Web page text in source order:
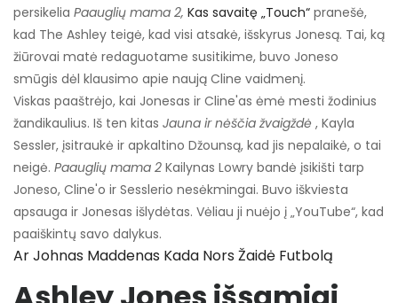
persikelia Paauglių mama 2, Kas savaitę „Touch“ pranešė,
kad The Ashley teigė, kad visi atsakė, išskyrus Jonesą. Tai, ką
žiūrovai matė redaguotame susitikime, buvo Joneso
smūgis dėl klausimo apie naują Cline vaidmenį.
Viskas paaštrėjo, kai Jonesas ir Cline'as ėmė mesti žodinius
žandikaulius. Iš ten kitas Jauna ir nėščia žvaigždė , Kayla
Sessler, įsitraukė ir apkaltino Džounsą, kad jis nepalaikė, o tai
neigė. Paauglių mama 2 Kailynas Lowry bandė įsikišti tarp
Joneso, Cline'o ir Sesslerio nesėkmingai. Buvo iškviesta
apsauga ir Jonesas išlydėtas. Vėliau ji nuėjo į „YouTube“, kad
paaiškintų savo dalykus.
Ar Johnas Maddenas Kada Nors Žaidė Futbolą